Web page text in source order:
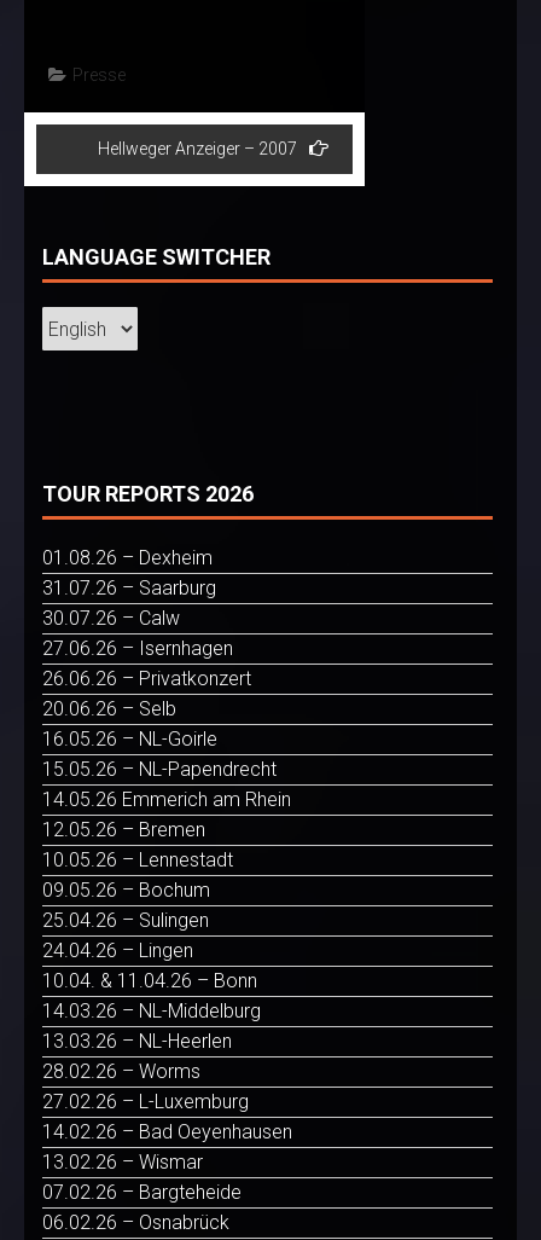
Presse
Post
navigation
Hellweger Anzeiger – 2007
LANGUAGE SWITCHER
TOUR REPORTS 2026
01.08.26 – Dexheim
31.07.26 – Saarburg
30.07.26 – Calw
27.06.26 – Isernhagen
26.06.26 – Privatkonzert
20.06.26 – Selb
16.05.26 – NL-Goirle
15.05.26 – NL-Papendrecht
14.05.26 Emmerich am Rhein
12.05.26 – Bremen
10.05.26 – Lennestadt
09.05.26 – Bochum
25.04.26 – Sulingen
24.04.26 – Lingen
10.04. & 11.04.26 – Bonn
14.03.26 – NL-Middelburg
13.03.26 – NL-Heerlen
28.02.26 – Worms
27.02.26 – L-Luxemburg
14.02.26 – Bad Oeyenhausen
13.02.26 – Wismar
07.02.26 – Bargteheide
06.02.26 – Osnabrück